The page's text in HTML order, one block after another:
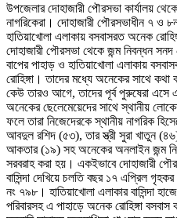
উপজেলার দোহাজারী পৌরসভা কার্যালয়
নাগরিকেরা। দোহাজারী পৌরসভাধীন ৭ ও
হাতিয়াখোলা এলাকায় বসবাসরত অনেক
দোহাজারী পৌরসভা থেকে জন্ম নিবন্ধন
বাপের পাহাড় ও হাতিয়াখোলা এলাকায়
রোহিঙ্গা। তাদের মধ্যে অনেকের সাথে কথা
কেউ তারও আগে, তাদের পূর্ব পুরুষেরা
অনেকের ছেলেমেয়েদের সাথে স্থানীয়
ফলে তারা নিজেদেরকে স্থানীয় নাগরিক
আবদুল রশিদ (৫৩), তার স্ত্রী সুরা খাতুন
আকতার (১৯) সহ অনেকের অনলাইন জন্ম
সরবরাহ করা হয়। একইভাবে দোহাজারী
বাসিন্দা দেখিয়ে চলতি বছর ১৭ এপ্রিল
নং ৭৯৮। হাতিয়াখোলা এলাকার বাসিন্দা
পরিবারসহ এ পাহাড়ে অনেক রোহিঙ্গা